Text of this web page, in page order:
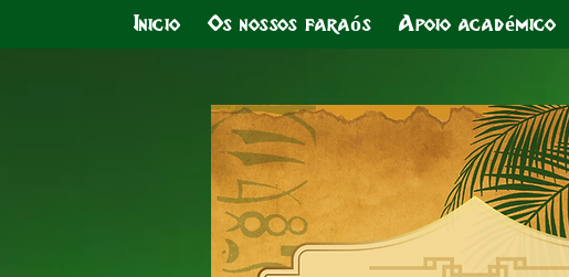
Inicio Os nossos faraós Apoio académico